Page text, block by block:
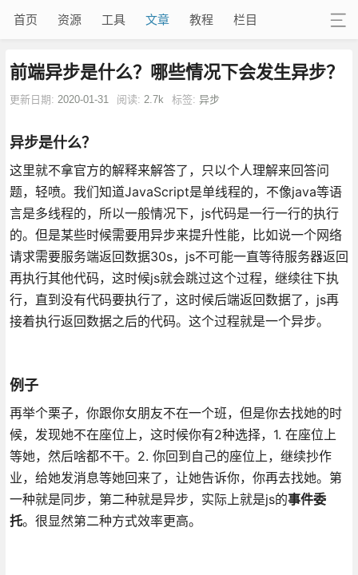
首页 资源 工具 文章 教程 栏目
前端异步是什么？哪些情况下会发生异步？
更新日期: 2020-01-31 阅读: 2.7k 标签: 异步
异步是什么？
这里就不拿官方的解释来解答了，只以个人理解来回答问
题，轻喷。我们知道JavaScript是单线程的，不像java等语
言是多线程的，所以一般情况下，js代码是一行一行的执行
的。但是某些时候需要用异步来提升性能，比如说一个网络
请求需要服务端返回数据30s，js不可能一直等待服务器返回
再执行其他代码，这时候js就会跳过这个过程，继续往下执
行，直到没有代码要执行了，这时候后端返回数据了，js再
接着执行返回数据之后的代码。这个过程就是一个异步。
例子
再举个栗子，你跟你女朋友不在一个班，但是你去找她的时
候，发现她不在座位上，这时候你有2种选择，1. 在座位上
等她，然后啥都不干。2. 你回到自己的座位上，继续抄作
业，给她发消息等她回来了，让她告诉你，你再去找她。第
一种就是同步，第二种就是异步，实际上就是js的事件委
托。很显然第二种方式效率更高。